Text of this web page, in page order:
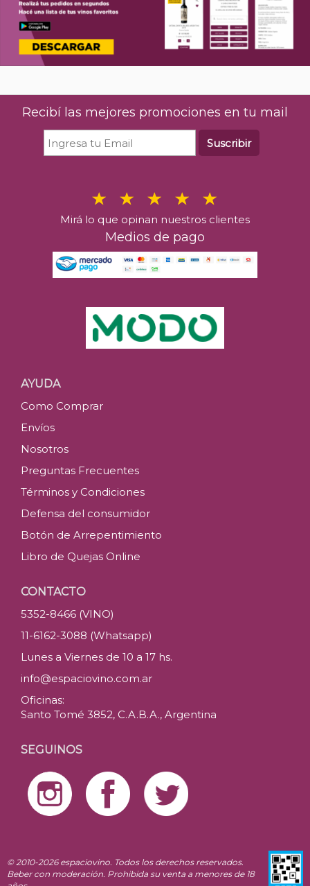
Recibí las mejores promociones en tu mail
Suscribir
Mirá lo que opinan nuestros clientes
Medios de pago
AYUDA
Como Comprar
Envíos
Nosotros
Preguntas Frecuentes
Términos y Condiciones
Defensa del consumidor
Botón de Arrepentimiento
Libro de Quejas Online
CONTACTO
5352-8466 (VINO)
11-6162-3088 (Whatsapp)
Lunes a Viernes de 10 a 17 hs.
info@espaciovino.com.ar
Oficinas:
Santo Tomé 3852, C.A.B.A., Argentina
SEGUINOS
© 2010-2026 espaciovino. Todos los derechos reservados.
Beber con moderación. Prohibida su venta a menores de 18